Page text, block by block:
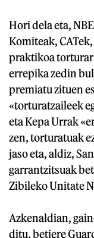
Hori dela eta,
Komiteak,
praktikoa
errepika zedin
premiatu zituen
«torturatzaileek
eta Kepa Urrak
zen, torturatuak
jaso eta, aldiz,
garrantzitsuak
Zibileko Unitate
Azkenaldian,
ditu, betiere